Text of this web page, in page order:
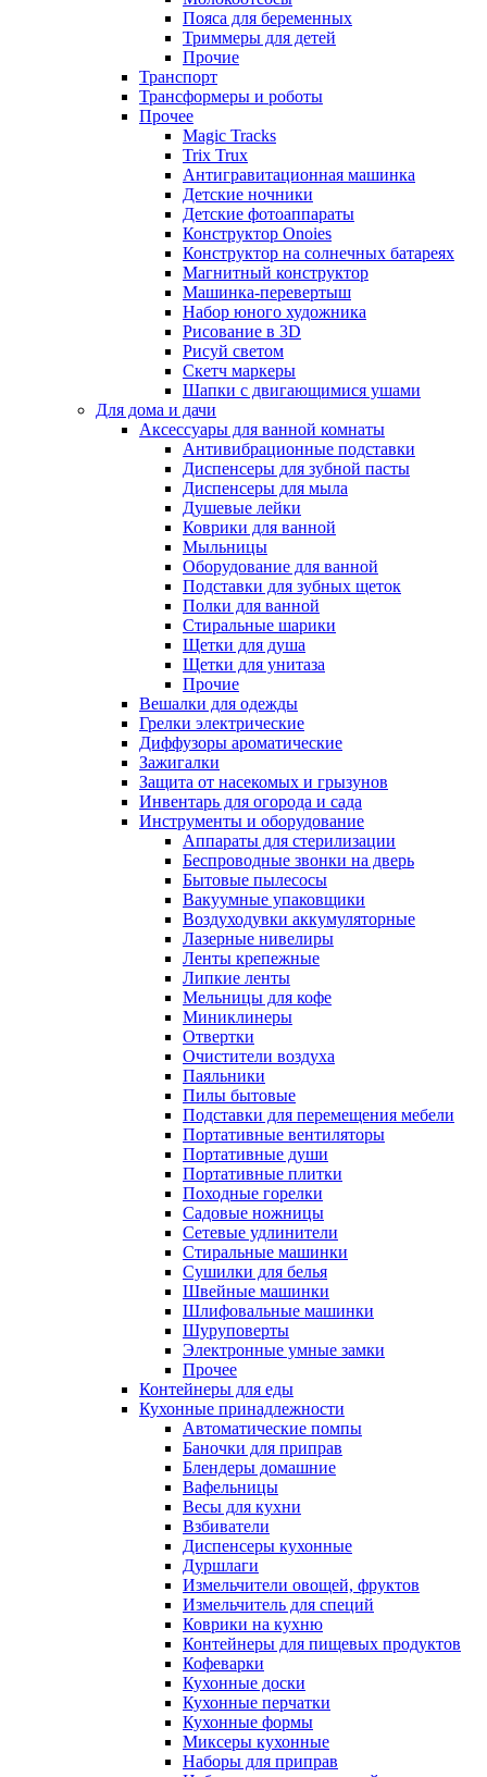
Пояса для беременных
Триммеры для детей
Прочие
Транспорт
Трансформеры и роботы
Прочее
Magic Tracks
Trix Trux
Антигравитационная машинка
Детские ночники
Детские фотоаппараты
Конструктор Onoies
Конструктор на солнечных батареях
Магнитный конструктор
Машинка-перевертыш
Набор юного художника
Рисование в 3D
Рисуй светом
Скетч маркеры
Шапки с двигающимися ушами
Для дома и дачи
Аксессуары для ванной комнаты
Антивибрационные подставки
Диспенсеры для зубной пасты
Диспенсеры для мыла
Душевые лейки
Коврики для ванной
Мыльницы
Оборудование для ванной
Подставки для зубных щеток
Полки для ванной
Стиральные шарики
Щетки для душа
Щетки для унитаза
Прочие
Вешалки для одежды
Грелки электрические
Диффузоры ароматические
Зажигалки
Защита от насекомых и грызунов
Инвентарь для огорода и сада
Инструменты и оборудование
Аппараты для стерилизации
Беспроводные звонки на дверь
Бытовые пылесосы
Вакуумные упаковщики
Воздуходувки аккумуляторные
Лазерные нивелиры
Ленты крепежные
Липкие ленты
Мельницы для кофе
Миниклинеры
Отвертки
Очистители воздуха
Паяльники
Пилы бытовые
Подставки для перемещения мебели
Портативные вентиляторы
Портативные души
Портативные плитки
Походные горелки
Садовые ножницы
Сетевые удлинители
Стиральные машинки
Сушилки для белья
Швейные машинки
Шлифовальные машинки
Шуруповерты
Электронные умные замки
Прочее
Контейнеры для еды
Кухонные принадлежности
Автоматические помпы
Баночки для приправ
Блендеры домашние
Вафельницы
Весы для кухни
Взбиватели
Диспенсеры кухонные
Дуршлаги
Измельчители овощей, фруктов
Измельчитель для специй
Коврики на кухню
Контейнеры для пищевых продуктов
Кофеварки
Кухонные доски
Кухонные перчатки
Кухонные формы
Миксеры кухонные
Наборы для приправ